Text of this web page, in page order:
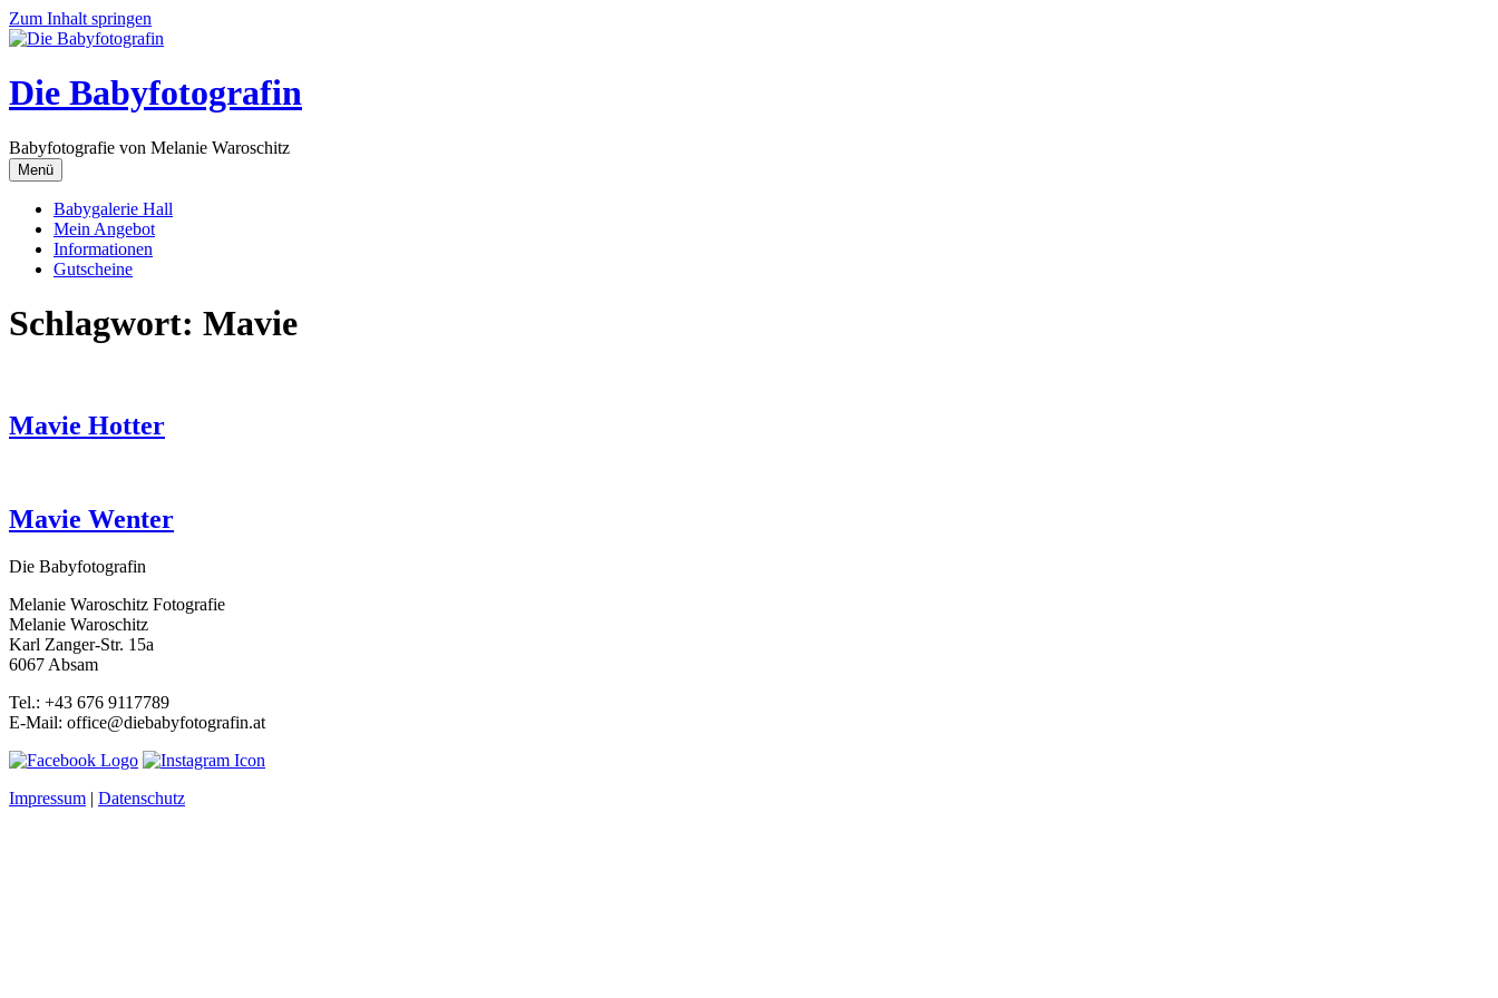
Zum Inhalt springen
Die Babyfotografin
Babyfotografie von Melanie Waroschitz
Menü
Babygalerie Hall
Mein Angebot
Informationen
Gutscheine
Schlagwort: Mavie
Mavie Hotter
Mavie Wenter
Die Babyfotografin
Melanie Waroschitz Fotografie
Melanie Waroschitz
Karl Zanger-Str. 15a
6067 Absam
Tel.: +43 676 9117789
E-Mail: office@diebabyfotografin.at
Impressum | Datenschutz